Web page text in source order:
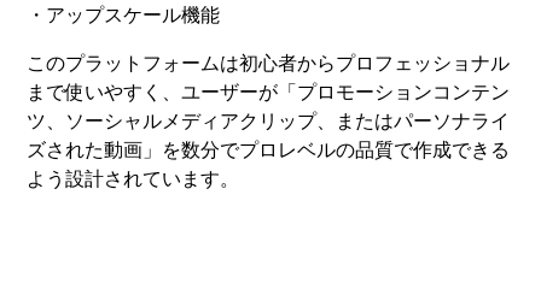
・アップスケール機能
このプラットフォームは初心者からプロフェッショナル
まで使いやすく、ユーザーが「プロモーションコンテン
ツ、ソーシャルメディアクリップ、またはパーソナライ
ズされた動画」を数分でプロレベルの品質で作成できる
よう設計されています。